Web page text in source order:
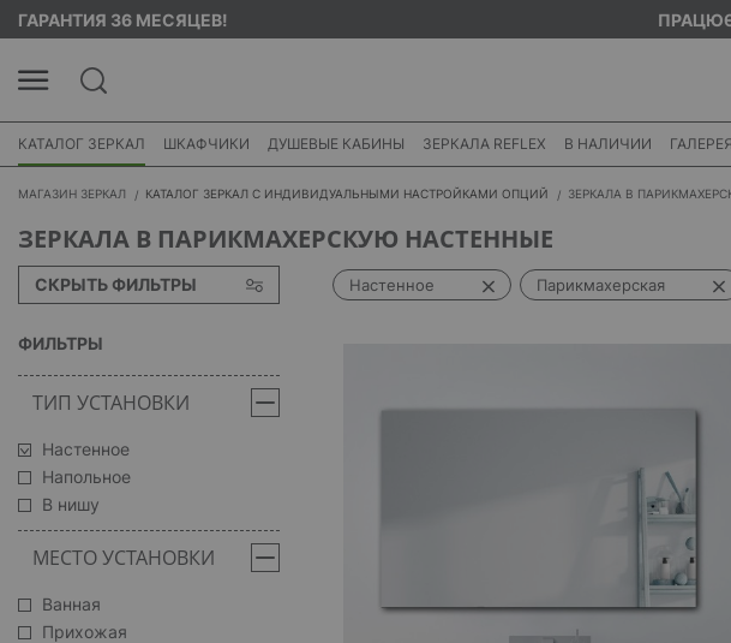
ГАРАНТИЯ 36 МЕСЯЦЕВ!
КАТАЛОГ ЗЕРКАЛ ШКАФЧИКИ ДУШЕВЫЕ КАБИНЫ ЗЕРКАЛА REFLEX В НАЛИЧИИ ГАЛЕРЕЯ
МАГАЗИН ЗЕРКАЛ КАТАЛОГ ЗЕРКАЛ С ИНДИВИДУАЛЬНЫМИ НАСТРОЙКАМИ ОПЦИЙ ЗЕРКАЛА В
ЗЕРКАЛА В ПАРИКМАХЕРСКУЮ НАСТЕННЫЕ
СКРЫТЬ ФИЛЬТРЫ
ФИЛЬТРЫ
ТИП УСТАНОВКИ
Настенное
Напольное
В нишу
МЕСТО УСТАНОВКИ
Ванная
Прихожая
Настенное Парикмахерская